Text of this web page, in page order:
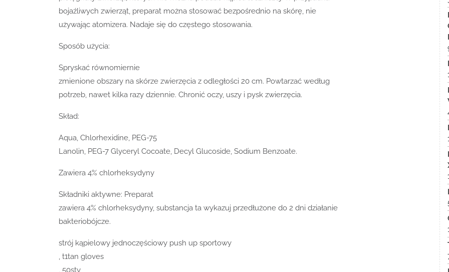
bojaźliwych zwierząt, preparat można stosować bezpośrednio na skórę, nie
używając atomizera. Nadaje się do częstego stosowania.
Sposób użycia:
Spryskać równomiernie
zmienione obszary na skórze zwierzęcia z odległości 20 cm. Powtarzać według
potrzeb, nawet kilka razy dziennie. Chronić oczy, uszy i pysk zwierzęcia.
Skład:
Aqua, Chlorhexidine, PEG-75
Lanolin, PEG-7 Glyceryl Cocoate, Decyl Glucoside, Sodium Benzoate.
Zawiera 4% chlorheksydyny
Składniki aktywne: Preparat
zawiera 4% chlorheksydyny, substancja ta wykazuj przedłużone do 2 dni działanie
bakteriobójcze.
strój kąpielowy jednoczęściowy push up sportowy
, t1tan gloves
, 50sty